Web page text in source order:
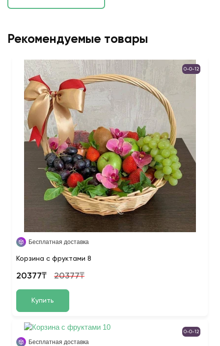
Рекомендуемые товары
0-0-12
Бесплатная доставка
Корзина с фруктами 8
20377₸ 20377₸
Купить
0-0-12
Бесплатная доставка